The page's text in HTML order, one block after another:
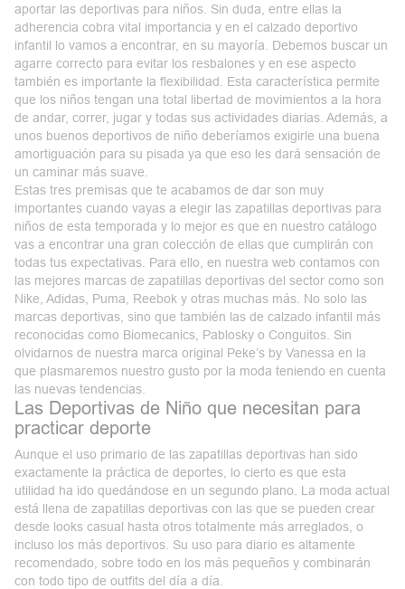
aportar las deportivas para niños. Sin duda, entre ellas la
adherencia cobra vital importancia y en el calzado deportivo
infantil lo vamos a encontrar, en su mayoría. Debemos buscar un
agarre correcto para evitar los resbalones y en ese aspecto
también es importante la flexibilidad. Esta característica permite
que los niños tengan una total libertad de movimientos a la hora
de andar, correr, jugar y todas sus actividades diarias. Además, a
unos buenos deportivos de niño deberíamos exigirle una buena
amortiguación para su pisada ya que eso les dará sensación de
un caminar más suave.
Estas tres premisas que te acabamos de dar son muy
importantes cuando vayas a elegir las zapatillas deportivas para
niños de esta temporada y lo mejor es que en nuestro catálogo
vas a encontrar una gran colección de ellas que cumplirán con
todas tus expectativas. Para ello, en nuestra web contamos con
las mejores marcas de zapatillas deportivas del sector como son
Nike, Adidas, Puma, Reebok y otras muchas más. No solo las
marcas deportivas, sino que también las de calzado infantil más
reconocidas como Biomecanics, Pablosky o Conguitos. Sin
olvidarnos de nuestra marca original Peke’s by Vanessa en la
que plasmaremos nuestro gusto por la moda teniendo en cuenta
las nuevas tendencias.
Las Deportivas de Niño que necesitan para
practicar deporte
Aunque el uso primario de las zapatillas deportivas han sido
exactamente la práctica de deportes, lo cierto es que esta
utilidad ha ido quedándose en un segundo plano. La moda actual
está llena de zapatillas deportivas con las que se pueden crear
desde looks casual hasta otros totalmente más arreglados, o
incluso los más deportivos. Su uso para diario es altamente
recomendado, sobre todo en los más pequeños y combinarán
con todo tipo de outfits del día a día.